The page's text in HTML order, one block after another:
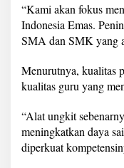
d
a
r
l
m
p
n
g
“Kami akan fokus
Indonesia Emas.
SMA dan SMK yang
Menurutnya, kualitas
kualitas guru yang
“Alat ungkit
meningkatkan daya
diperkuat